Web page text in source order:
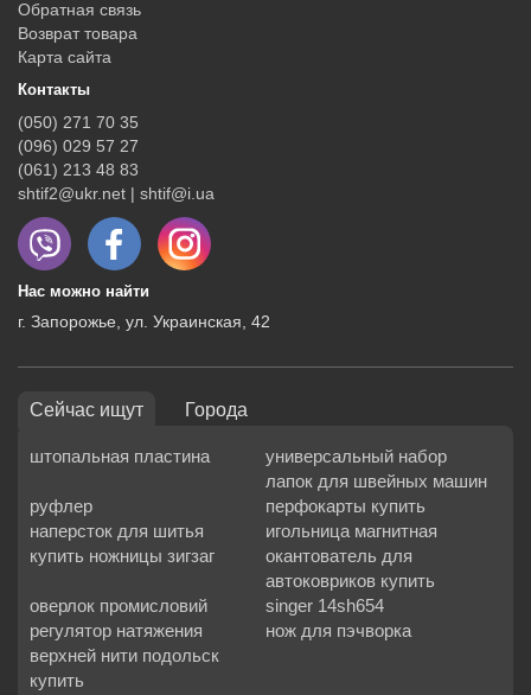
Обратная связь
Возврат товара
Карта сайта
Контакты
(050) 271 70 35
(096) 029 57 27
(061) 213 48 83
shtif2@ukr.net | shtif@i.ua
Нас можно найти
г. Запорожье, ул. Украинская, 42
Сейчас ищут Города
штопальная пластина
универсальный набор
лапок для швейных машин
руфлер
перфокарты купить
наперсток для шитья
игольница магнитная
купить ножницы зигзаг
окантователь для
автоковриков купить
оверлок промисловий
singer 14sh654
регулятор натяжения
верхней нити подольск
купить
нож для пэчворка